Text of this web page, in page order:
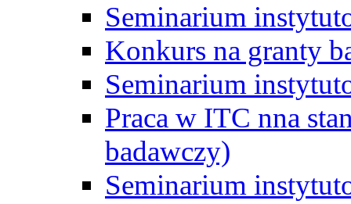
Seminarium
Konkurs na granty
Seminarium
Praca w ITC nna
badawczy)
Seminarium